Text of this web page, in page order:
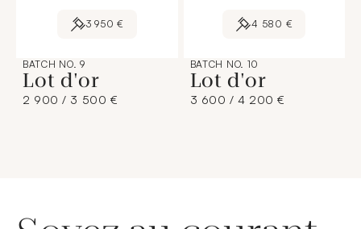
3 950 €
BATCH NO. 9
Lot d'or
2 900 / 3 500 €
4 580 €
BATCH NO. 10
Lot d'or
3 600 / 4 200 €